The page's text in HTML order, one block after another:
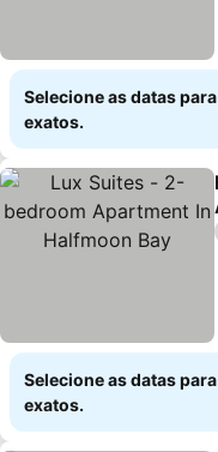
Selecione as datas
exatos.
Selecione as datas
exatos.